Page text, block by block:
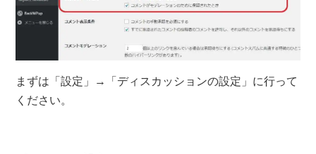
まずは「設定」→「ディスカッションの設定」に行って
ください。